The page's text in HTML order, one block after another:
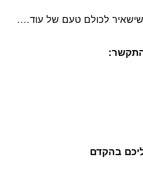
שישאיר לכולם טעם של עוד….
בהקדם